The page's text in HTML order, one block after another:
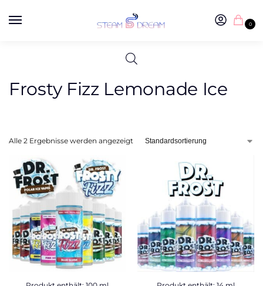
0
Frosty Fizz Lemonade Ice
Alle 2 Ergebnisse werden angezeigt